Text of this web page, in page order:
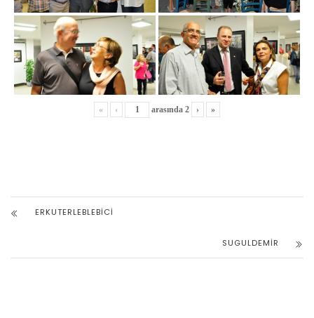
« ‹ arasında 2 › »
ERKUTERLEBLEBICI
SUGULDEMIR